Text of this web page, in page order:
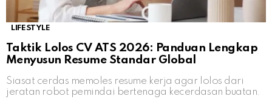
LIFESTYLE
Taktik Lolos CV ATS 2026: Panduan Lengkap
Menyusun Resume Standar Global
Siasat cerdas memoles resume kerja agar lolos dari
jeratan robot pemindai bertenaga kecerdasan buatan.